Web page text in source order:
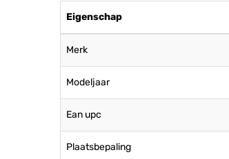
Eigenschap
Merk
Modeljaar
Ean upc
Plaatsbepaling